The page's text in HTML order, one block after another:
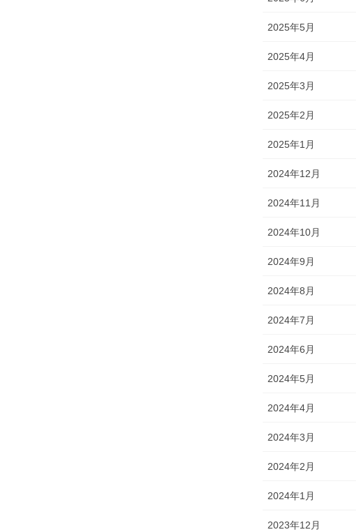
2025年5月
2025年4月
2025年3月
2025年2月
2025年1月
2024年12月
2024年11月
2024年10月
2024年9月
2024年8月
2024年7月
2024年6月
2024年5月
2024年4月
2024年3月
2024年2月
2024年1月
2023年12月